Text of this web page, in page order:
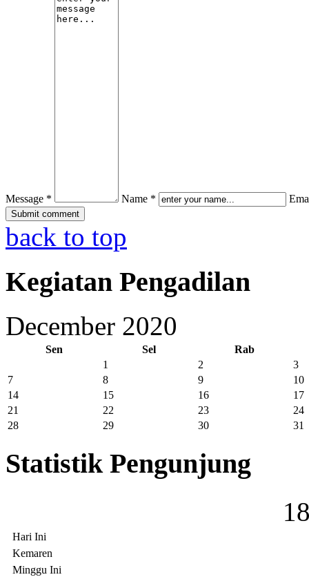
Message * Name *
back to top
Kegiatan Pengadilan
December 2020
Sen Sel
Rab
1
2
3
7
8 9
10
14
15 16
17
21
22 23
24
28
29 30 31
Statistik Pengunjung
1
Hari Ini
Kemaren
Minggu Ini